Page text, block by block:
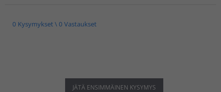
0 Kysymykset \ 0 Vastaukset
JÄTÄ ENSIMMÄINEN KYSYMYS